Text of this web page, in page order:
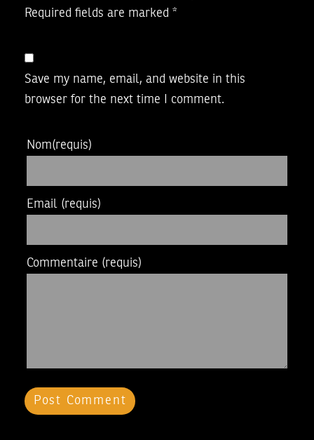
Required fields are marked *
Save my name, email, and website in this
browser for the next time I comment.
Nom(requis)
Email (requis)
Commentaire (requis)